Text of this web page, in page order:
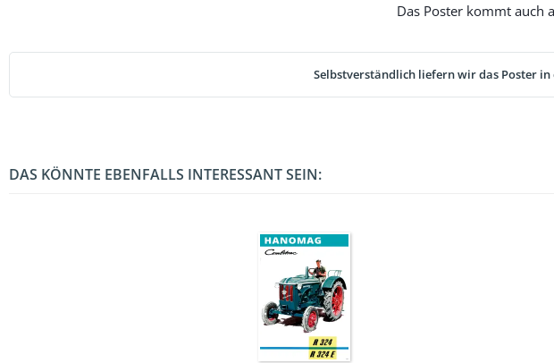
Das Poster kommt auch
Selbstverständlich liefern wir das Poster in
DAS KÖNNTE EBENFALLS INTERESSANT SEIN: